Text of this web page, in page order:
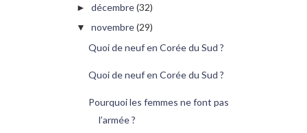
► décembre(32)
▼ novembre(29)
Quoi de neuf en Corée du Sud ?
Quoi de neuf en Corée du Sud ?
Pourquoi les femmes ne font pas
l’armée ?